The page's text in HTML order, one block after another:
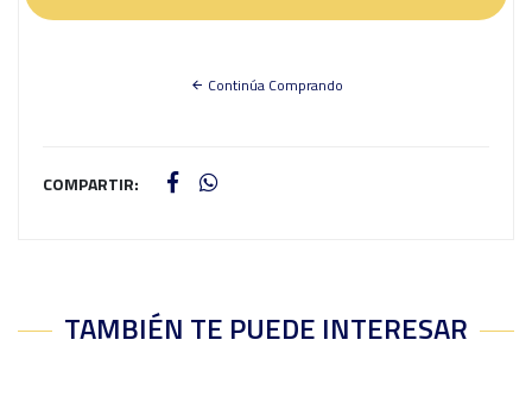
Continúa Comprando
COMPARTIR:
TAMBIÉN TE PUEDE INTERESAR